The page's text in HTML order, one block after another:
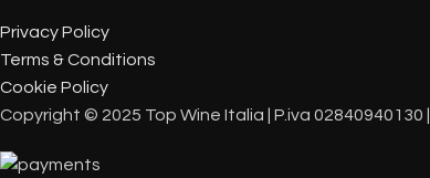
Privacy Policy
Terms & Conditions
Cookie Policy
Copyright © 2025 Top Wine Italia | P.iva 02840940130 |